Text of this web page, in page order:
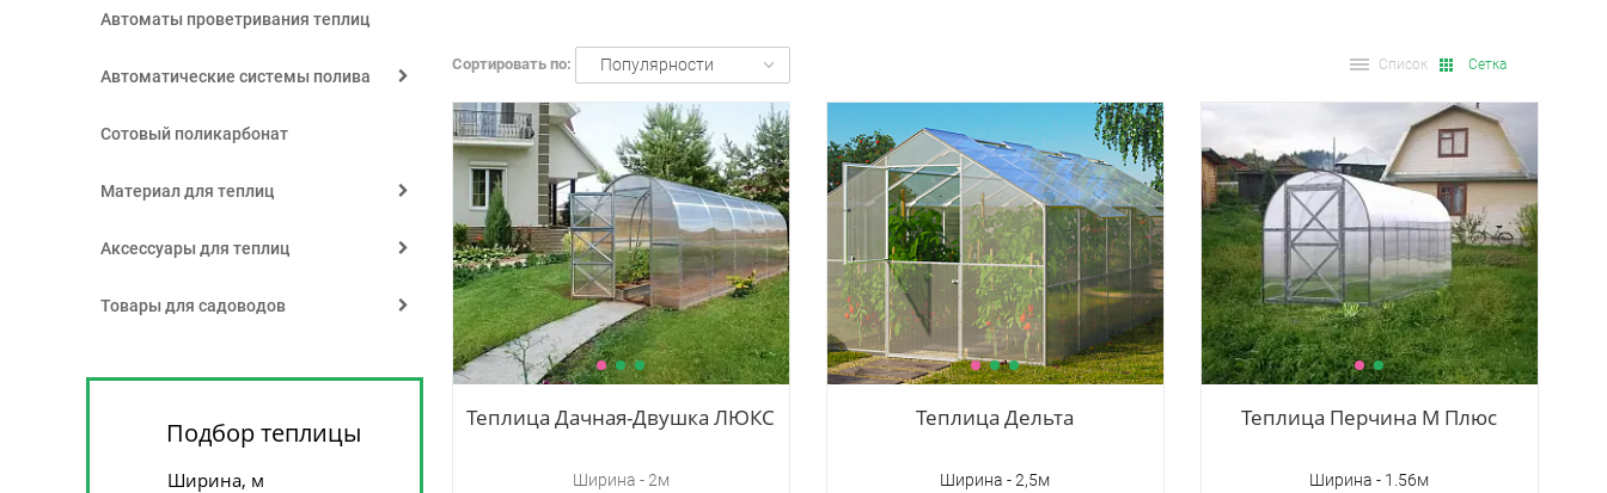
Автоматы проветривания теплиц
Автоматические системы полива
Сотовый поликарбонат
Материал для теплиц
Аксессуары для теплиц
Товары для садоводов
Подбор теплицы
Ширина, м
Сортировать по: Популярности Список Сетка
Теплица Дачная-Двушка ЛЮКС
Ширина - 2м
Теплица Дельта
Ширина - 2,5м
Теплица Перчина М Плюс
Ширина - 1.56м